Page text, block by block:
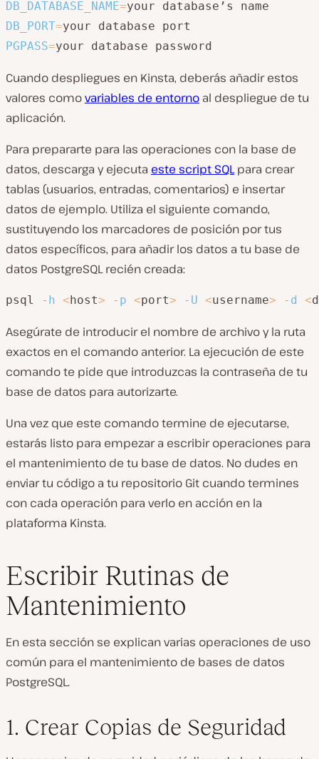
DB_DATABASE_NAME=
DB_PORT=
PGPASS=your database password
Cuando despliegues en Kinsta, deberás añadir estos
valores comovariables de entorno al despliegue de tu
aplicación.
Para prepararte para las operaciones con la base de
datos, descarga y ejecuta este script SQLpara crear
tablas (usuarios, entradas, comentarios) e insertar
datos de ejemplo. Utiliza el siguiente comando,
sustituyendo los marcadores de posición por tus
datos específicos, para añadir los datos a tu base de
datos PostgreSQL recién creada:
psql -h < host> -p <port> -U <username> -d <
Asegúrate de introducir el nombre de archivo y la ruta
exactos en el comando anterior. La ejecución de este
comando te pide que introduzcas la contraseña de tu
base de datos para autorizarte.
Una vez que este comando termine de ejecutarse,
estarás listo para empezar a escribir operaciones para
el mantenimiento de tu base de datos. No dudes en
enviar tu código a tu repositorio Git cuando termines
con cada operación para verlo en acción en la
plataforma Kinsta.
Escribir Rutinas de
Mantenimiento
En esta sección se explican varias operaciones de uso
común para el mantenimiento de bases de datos
PostgreSQL.
1. Crear Copias de Seguridad